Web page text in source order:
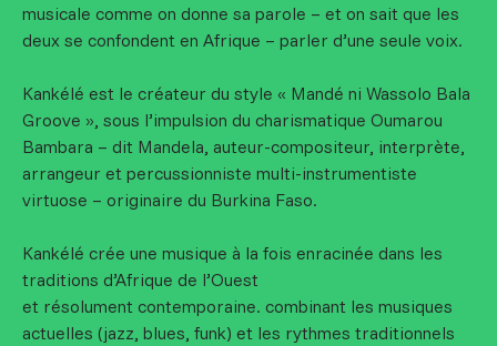
musicale comme on donne sa parole – et on sait que les
deux se confondent en Afrique – parler d’une seule voix.
Kankélé est le créateur du style « Mandé ni Wassolo Bala
Groove », sous l’impulsion du charismatique Oumarou
Bambara – dit Mandela, auteur-compositeur, interprète,
arrangeur et percussionniste multi-instrumentiste
virtuose – originaire du Burkina Faso.
Kankélé crée une musique à la fois enracinée dans les
traditions d’Afrique de l’Ouest
et résolument contemporaine. combinant les musiques
actuelles (jazz, blues, funk) et les rythmes traditionnels